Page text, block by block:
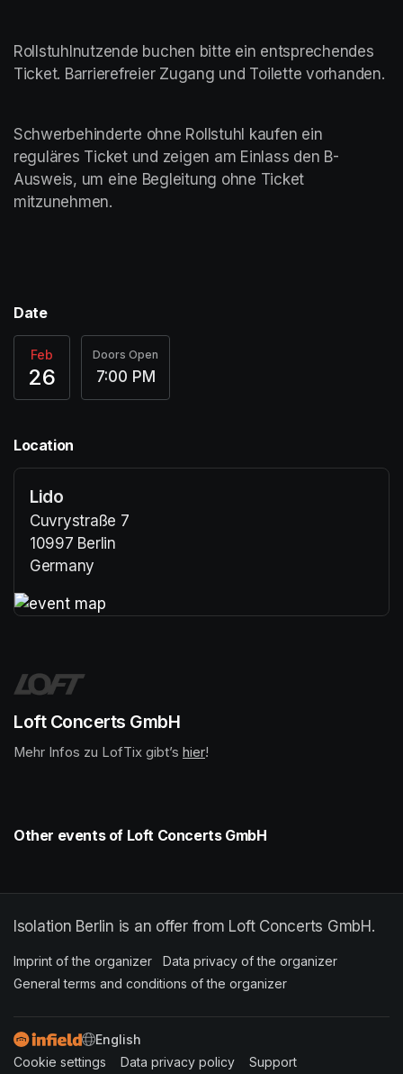
Rollstuhlnutzende buchen bitte ein entsprechendes
Schwerbehinderte ohne Rollstuhl kaufen ein
reguläres Ticket und zeigen am Einlass den B-
Ausweis, um eine Begleitung ohne Ticket
Date
Feb
26
Doors Open
7:00 PM
Location
Lido
Cuvrystraße 7
10997 Berlin
Germany
Loft Concerts GmbH
Mehr Infos zu LofTix gibt’s (opens in a new tab)
hier(opens in a new tab)
!
Other events of Loft Concerts GmbH
Isolation Berlin is an offer from Loft Concerts GmbH.
Imprint of the organizer (opens in a new tab)
Data privacy of the organizer
General terms and conditions of the organizer
SWITCH LANGUAGE
Cookie settings (opens in a new tab)
Data privacy policy (opens in a new tab)
Support